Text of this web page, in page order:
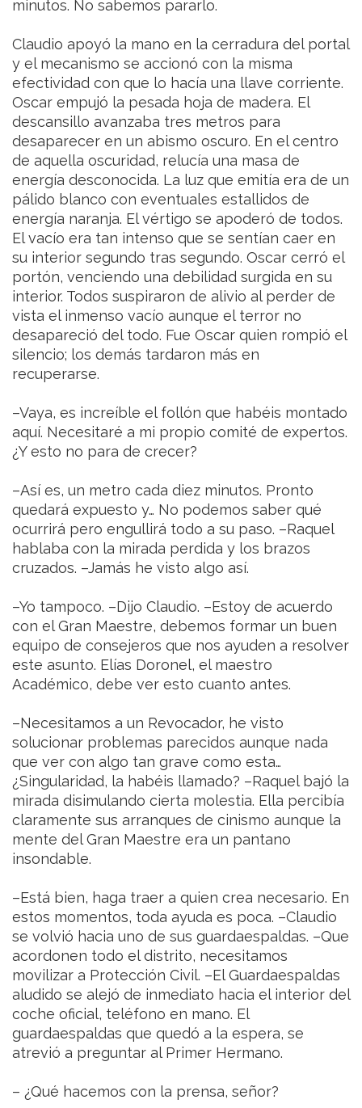
minutos. No sabemos pararlo.
Claudio apoyó la mano en la cerradura del portal
y el mecanismo se accionó con la misma
efectividad con que lo hacía una llave corriente.
Oscar empujó la pesada hoja de madera. El
descansillo avanzaba tres metros para
desaparecer en un abismo oscuro. En el centro
de aquella oscuridad, relucía una masa de
energía desconocida. La luz que emitía era de un
pálido blanco con eventuales estallidos de
energía naranja. El vértigo se apoderó de todos.
El vacío era tan intenso que se sentían caer en
su interior segundo tras segundo. Oscar cerró el
portón, venciendo una debilidad surgida en su
interior. Todos suspiraron de alivio al perder de
vista el inmenso vacío aunque el terror no
desapareció del todo. Fue Oscar quien rompió el
silencio; los demás tardaron más en
recuperarse.
–Vaya, es increíble el follón que habéis montado
aquí. Necesitaré a mi propio comité de expertos.
¿Y esto no para de crecer?
–Así es, un metro cada diez minutos. Pronto
quedará expuesto y… No podemos saber qué
ocurrirá pero engullirá todo a su paso. –Raquel
hablaba con la mirada perdida y los brazos
cruzados. –Jamás he visto algo así.
–Yo tampoco. –Dijo Claudio. –Estoy de acuerdo
con el Gran Maestre, debemos formar un buen
equipo de consejeros que nos ayuden a resolver
este asunto. Elías Doronel, el maestro
Académico, debe ver esto cuanto antes.
–Necesitamos a un Revocador, he visto
solucionar problemas parecidos aunque nada
que ver con algo tan grave como esta…
¿Singularidad, la habéis llamado? –Raquel bajó la
mirada disimulando cierta molestia. Ella percibía
claramente sus arranques de cinismo aunque la
mente del Gran Maestre era un pantano
insondable.
–Está bien, haga traer a quien crea necesario. En
estos momentos, toda ayuda es poca. –Claudio
se volvió hacia uno de sus guardaespaldas. –Que
acordonen todo el distrito, necesitamos
movilizar a Protección Civil. –El Guardaespaldas
aludido se alejó de inmediato hacia el interior del
coche oficial, teléfono en mano. El
guardaespaldas que quedó a la espera, se
atrevió a preguntar al Primer Hermano.
– ¿Qué hacemos con la prensa, señor?